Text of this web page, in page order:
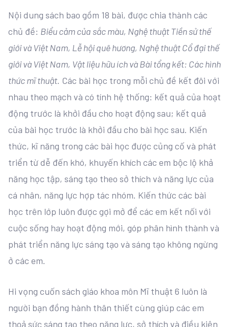
Nội dung sách bao gồm 18 bài, được chia thành các
chủ đề: Biểu cảm của sắc màu, Nghệ thuật Tiền sử thế
giới và Việt Nam, Lễ hội quê hương, Nghệ thuật Cổ đại thế
giới và Việt Nam, Vật liệu hữu ích và Bài tổng kết: Các hình
thức mĩ thuật. Các bài học trong mỗi chủ đề kết đôi với
nhau theo mạch và có tính hệ thống: kết quả của hoạt
động trước là khởi đầu cho hoạt động sau; kết quả
của bài học trước là khởi đầu cho bài học sau. Kiến
thức, kĩ năng trong các bài học được củng cố và phát
triển từ dễ đến khó, khuyến khích các em bộc lộ khả
năng học tập, sáng tạo theo sở thích và năng lực của
cá nhân, năng lực hợp tác nhóm. Kiến thức các bài
học trên lớp luôn được gợi mở để các em kết nối với
cuộc sống hay hoạt động mới, góp phân hình thành và
phát triển năng lực sáng tạo và sáng tạo không ngừng
ở các em.
Hi vọng cuốn sách giáo khoa môn Mĩ thuật 6 luôn là
người bạn đồng hành thân thiết cùng giúp các em
thoả sức sáng tạo theo năng lực, sở thích và điều kiện